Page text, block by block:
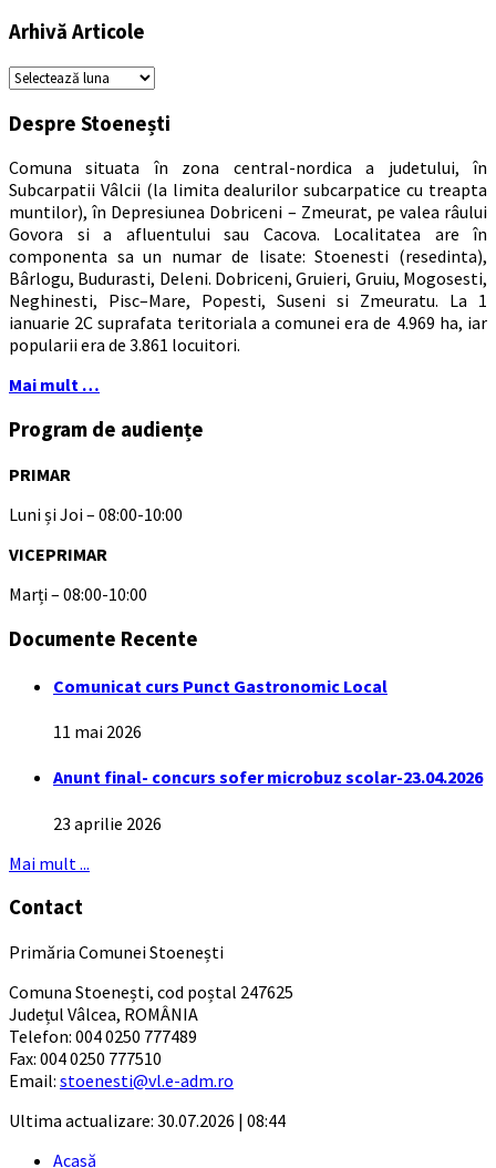
Arhivă Articole
Arhivă
Despre Stoenești
Comuna situata în zona central-nordica a judetului, în
Subcarpatii Vâlcii (la limita dealurilor subcarpatice cu treapta
muntilor), în Depresiunea Dobriceni – Zmeurat, pe valea râului
Govora si a afluentului sau Cacova. Localitatea are în
componenta sa un numar de lisate: Stoenesti (resedinta),
Bârlogu, Budurasti, Deleni. Dobriceni, Gruieri, Gruiu, Mogosesti,
Neghinesti, Pisc–Mare, Popesti, Suseni si Zmeuratu. La 1
ianuarie 2C suprafata teritoriala a comunei era de 4.969 ha, iar
popularii era de 3.861 locuitori.
Mai mult …
Program de audiențe
PRIMAR
Luni și Joi – 08:00-10:00
VICEPRIMAR
Marți – 08:00-10:00
Documente Recente
Comunicat curs Punct Gastronomic Local
11 mai 2026
Anunt final- concurs sofer microbuz scolar-23.04.2026
23 aprilie 2026
Mai mult ...
Contact
Primăria Comunei Stoenești
Comuna Stoenești, cod poștal 247625
Județul Vâlcea, ROMÂNIA
Telefon: 004 0250 777489
Fax: 004 0250 777510
Email: stoenesti@vl.e-adm.ro
Ultima actualizare: 30.07.2026 | 08:44
Acasă